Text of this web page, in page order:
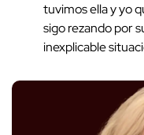
tuvimos ella y yo
sigo rezando por
inexplicable